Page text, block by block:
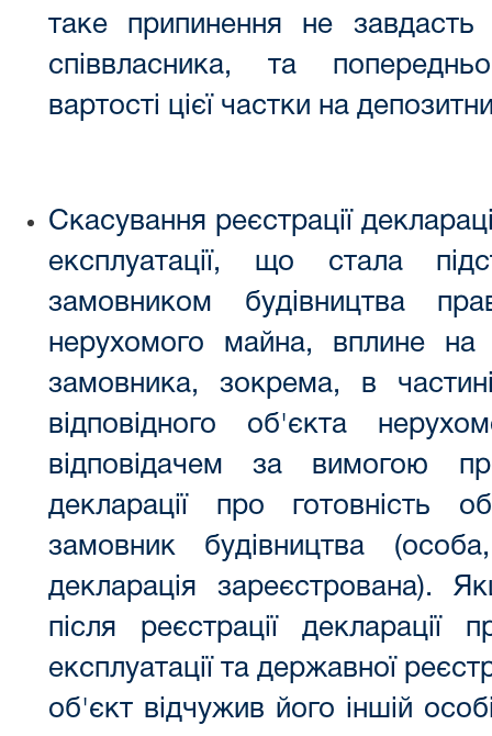
таке припинення не завдасть
співвласника, та
вартості цієї частки на
Скасування реєстрації
експлуатації, що стала
замовником будівництва
нерухомого майна, вплине
замовника, зокрема, в
відповідного об'єкта
відповідачем за вимогою
декларації про готовність
замовник будівництва
декларація зареєстрована).
після реєстрації декларації
експлуатації та державної
об'єкт відчужив його іншій